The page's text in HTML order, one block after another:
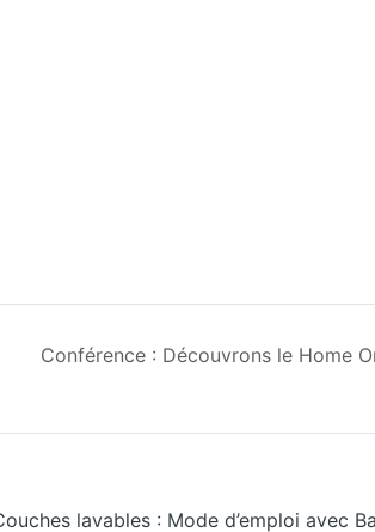
Conférence : Découvrons le Home
lavables : Mode d’emploi avec